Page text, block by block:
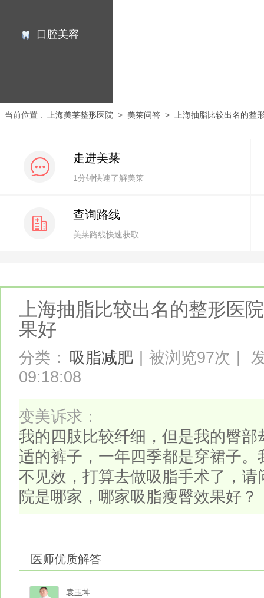
口腔美容
当前位置 : 上海美莱整形医院 > 美莱问答 > 上海抽脂比较出名的整
走进美莱
1分钟快速了解美莱
查询路线
美莱路线快速获取
上海抽脂比较出名的整形医
果好
分类： 吸脂减肥 被浏览97次
09:18:08
变美诉求：
我的四肢比较纤细，但是我的臀
适的裤子，一年四季都是穿裙子
不见效，打算去做吸脂手术了，
院是哪家，哪家吸脂瘦臀效果好？
医师优质解答
袁玉坤